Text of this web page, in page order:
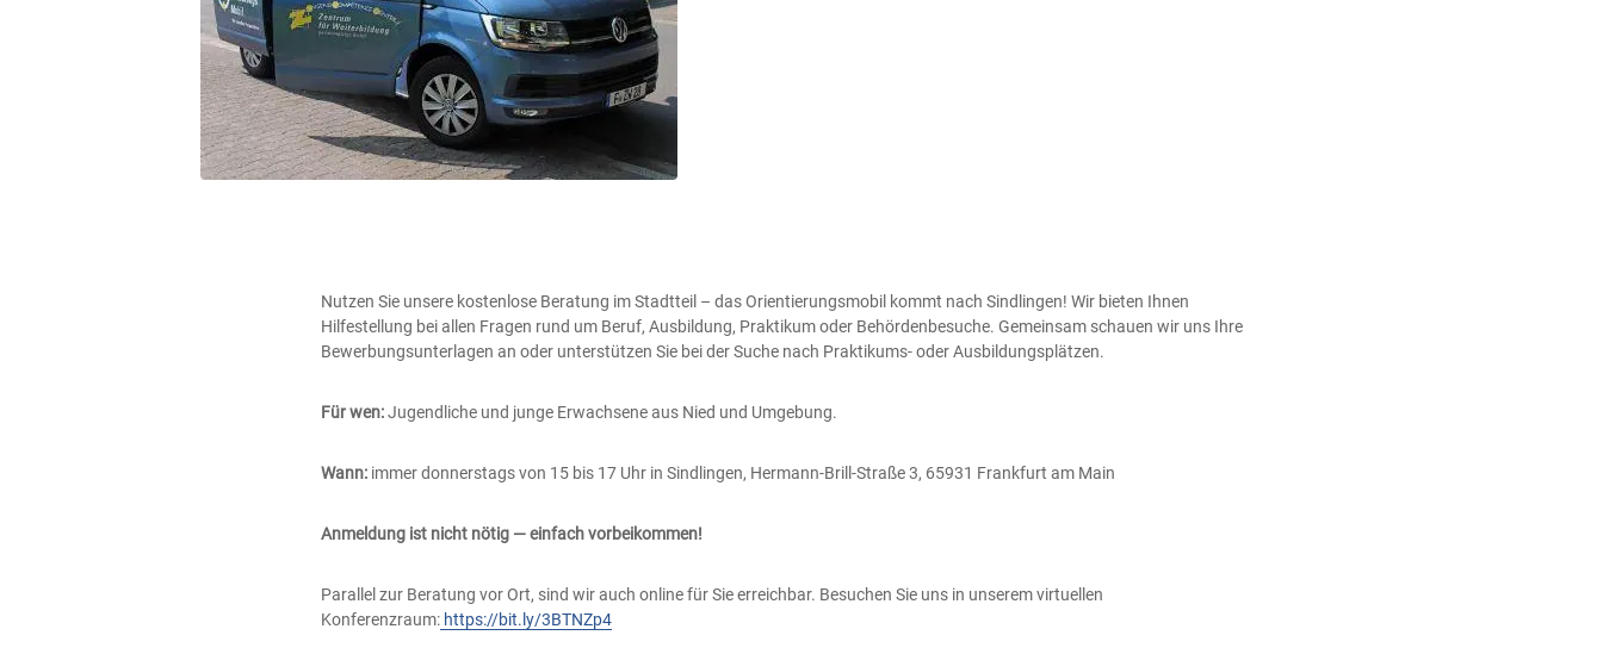
Nutzen Sie unsere kostenlose Beratung im Stadtteil – das Orientierungsmobil kommt nach Sindlingen! Wir bieten Ihnen
Hilfestellung bei allen Fragen rund um Beruf, Ausbildung, Praktikum oder Behördenbesuche. Gemeinsam schauen wir uns Ihre
Bewerbungsunterlagen an oder unterstützen Sie bei der Suche nach Praktikums- oder Ausbildungsplätzen.
Für wen:Jugendliche und junge Erwachsene aus Nied und Umgebung.
Wann:immer donnerstags von 15 bis 17 Uhr in Sindlingen, Hermann-Brill-Straße 3, 65931 Frankfurt am Main
Anmeldung ist nicht nötig — einfach vorbeikommen!
Parallel zur Beratung vor Ort, sind wir auch online für Sie erreichbar. Besuchen Sie uns in unserem virtuellen
Konferenzraum:https://bit.ly/3BTNZp4